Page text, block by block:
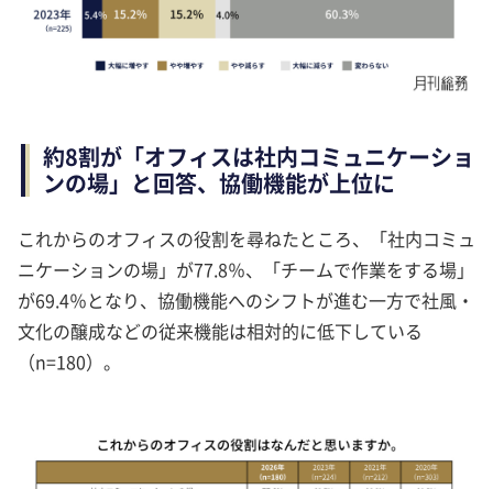
約8割が「オフィスは社内コミュニケーショ
ンの場」と回答、協働機能が上位に
これからのオフィスの役割を尋ねたところ、「社内コミュ
ニケーションの場」が77.8％、「チームで作業をする場」
が69.4％となり、協働機能へのシフトが進む一方で社風・
文化の醸成などの従来機能は相対的に低下している
（n=180）。